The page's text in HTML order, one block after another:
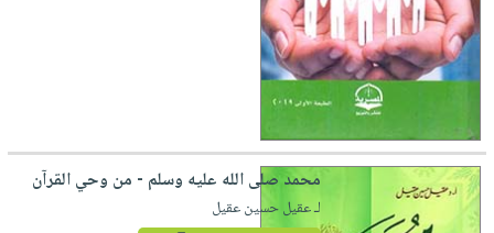
محمد صلى الله عليه وسلم - من وحي القرآن
لـ عقيل حسين عقيل